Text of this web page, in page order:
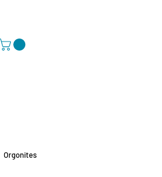
Orgonites